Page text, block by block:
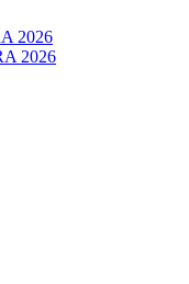
2026
2026